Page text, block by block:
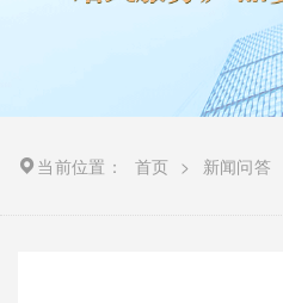
当前位置： 首页 > 新闻问答